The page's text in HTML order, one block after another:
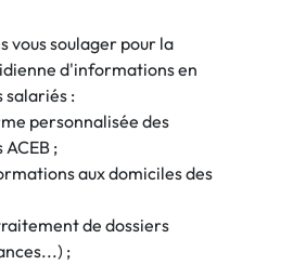
vous soulager pour la
d'informations en
salariés :
personnalisée des
;
aux domiciles des
de dossiers
;